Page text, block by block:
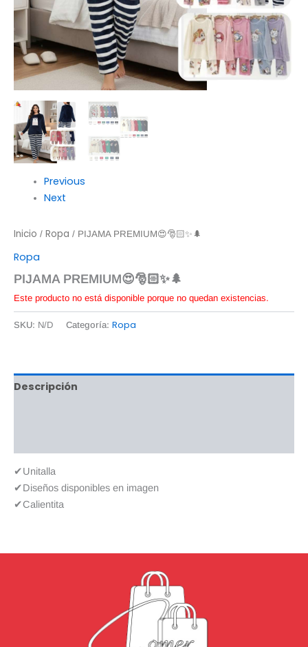
Previous
Next
Inicio / Ropa / PIJAMA PREMIUM😍🎅🏻✨🌲
Ropa
PIJAMA PREMIUM😍🎅🏻✨🌲
Este producto no está disponible porque no quedan existencias.
SKU: N/D Categoría: Ropa
Descripción
✔Unitalla
✔Diseños disponibles en imagen
✔Calientita